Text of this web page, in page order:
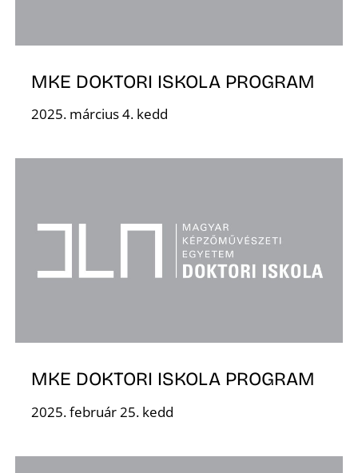
MKE DOKTORI ISKOLA PROGRAM
2025. március 4. kedd
MKE DOKTORI ISKOLA PROGRAM
2025. február 25. kedd